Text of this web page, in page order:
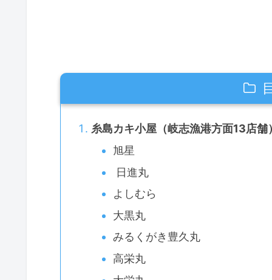
糸島カキ小屋（岐志漁港方面13店舗
旭星
日進丸
よしむら
大黒丸
みるくがき豊久丸
高栄丸